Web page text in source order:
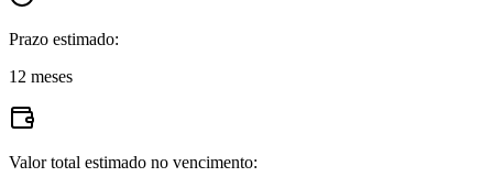
Prazo estimado:
12 meses
Valor total estimado no vencimento: